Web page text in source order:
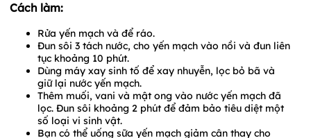
Cách làm:
Rửa yến mạch và để ráo.
Đun sôi 3 tách nước, cho yến mạch vào nồi và đun liên
tục khoảng 10 phút.
Dùng máy xay sinh tố để xay nhuyễn, lọc bỏ bã và
giữ lại nước yến mạch.
Thêm muối, vani và mật ong vào nước yến mạch đã
lọc. Đun sôi khoảng 2 phút để đảm bảo tiêu diệt một
số loại vi sinh vật.
Bạn có thể uống sữa yến mạch giảm cân thay cho